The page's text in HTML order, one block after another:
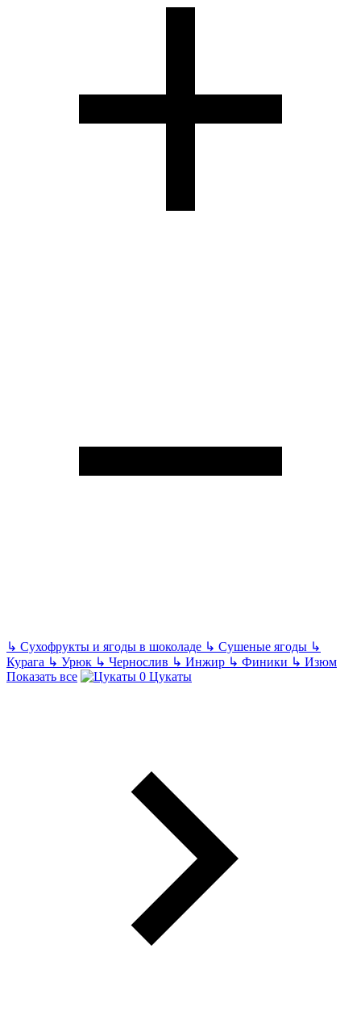
↳ Сухофрукты и ягоды в шоколаде ↳ Сушеные ягоды ↳
Курага ↳ Урюк ↳ Чернослив ↳ Инжир ↳ Финики ↳ Изюм
Показать все
Цукаты